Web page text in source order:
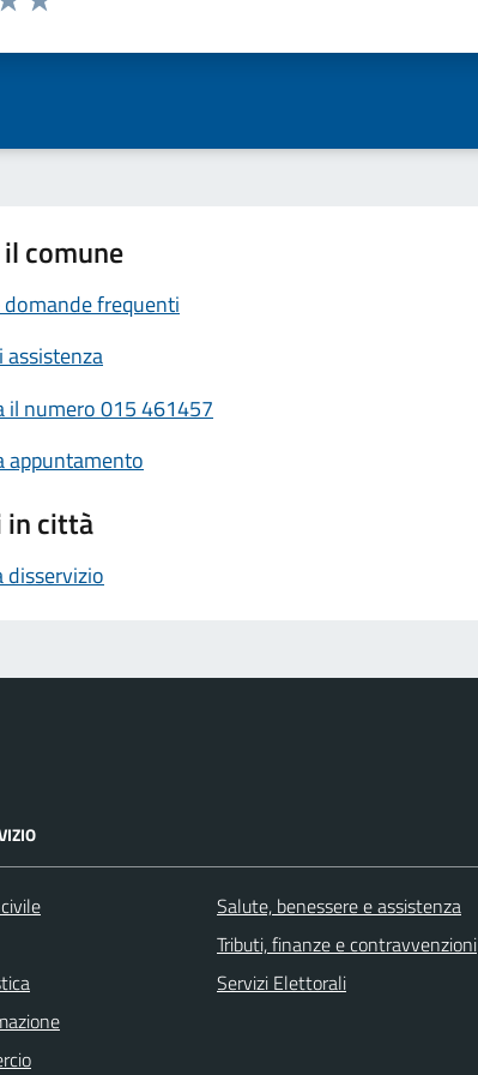
comune
domande frequenti
assistenza
il numero 015 461457
appuntamento
in città
disservizio
Salute, benessere e assistenza
Tributi, finanze e contravvenzioni
Servizi Elettorali